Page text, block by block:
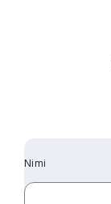
Nimi